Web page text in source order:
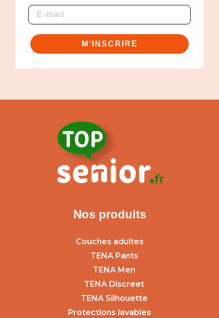
M’INSCRIRE
Nos produits
Couches adultes
TENA Pants
TENA Men
TENA Discreet
TENA Silhouette
Protections lavables